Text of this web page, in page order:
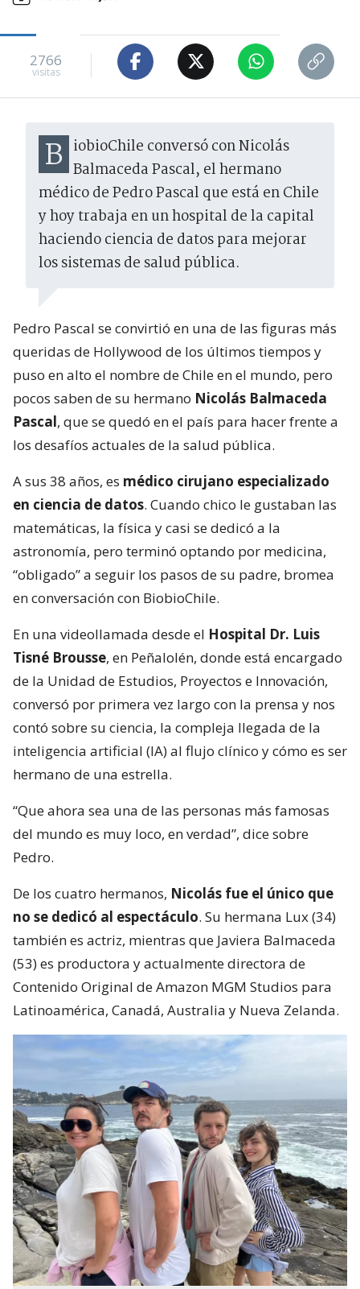
2766
visitas
BiobioChile conversó con Nicolás Balmaceda Pascal, el hermano
médico de Pedro Pascal que está en Chile
y hoy trabaja en un hospital de la capital
haciendo ciencia de datos para mejorar
los sistemas de salud pública.
Pedro Pascal se convirtió en una de las figuras más
queridas de Hollywood de los últimos tiempos y
puso en alto el nombre de Chile en el mundo, pero
pocos saben de su hermano Nicolás Balmaceda
Pascal, que se quedó en el país para hacer frente a
los desafíos actuales de la salud pública.
A sus 38 años, es médico cirujano especializado
en ciencia de datos. Cuando chico le gustaban las
matemáticas, la física y casi se dedicó a la
astronomía, pero terminó optando por medicina,
“obligado” a seguir los pasos de su padre, bromea
en conversación con BiobioChile.
En una videollamada desde el Hospital Dr. Luis
Tisné Brousse, en Peñalolén, donde está encargado
de la Unidad de Estudios, Proyectos e Innovación,
conversó por primera vez largo con la prensa y nos
contó sobre su ciencia, la compleja llegada de la
inteligencia artificial (IA) al flujo clínico y cómo es ser
hermano de una estrella.
“Que ahora sea una de las personas más famosas
del mundo es muy loco, en verdad”, dice sobre
Pedro.
De los cuatro hermanos, Nicolás fue el único que
no se dedicó al espectáculo. Su hermana Lux (34)
también es actriz, mientras que Javiera Balmaceda
(53) es productora y actualmente directora de
Contenido Original de Amazon MGM Studios para
Latinoamérica, Canadá, Australia y Nueva Zelanda.